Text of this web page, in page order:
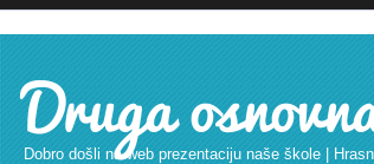
Druga
Dobro došli na web prezentaciju naše škole |